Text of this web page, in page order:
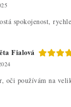
spokojenost,
Fialová
oči používám na